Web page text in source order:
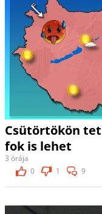
Csütörtökön
fok is lehet
3 órája
0
1 9